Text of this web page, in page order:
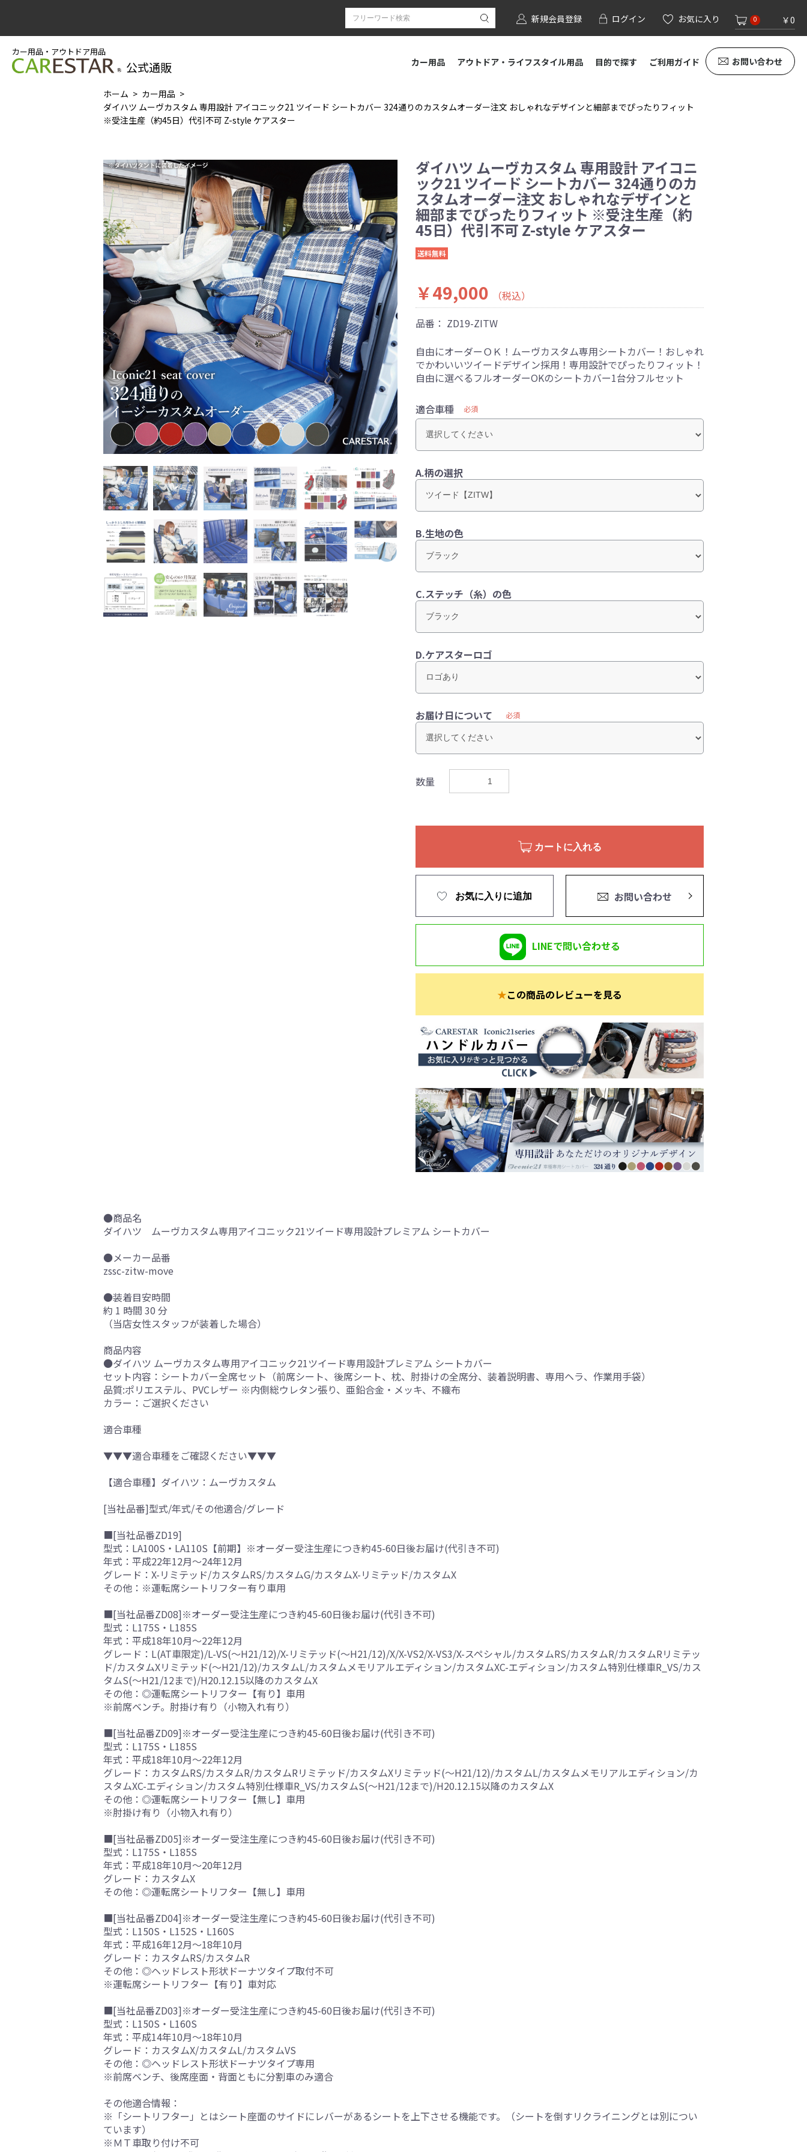
新規会員登録 ログイン お気に入り 0 ￥0
カー用品・アウトドア用品
公式通販 カー用品 アウトドア・ライフスタイル用品 目的で探す ご利用ガイド お問い合わせ
ホーム
カー用品
ダイハツ ムーヴカスタム 専用設計 アイコニック21 ツイード シートカバー 324通りのカスタムオーダー注文 おしゃれなデザインと細部までぴったりフィット
※受注生産（約45日）代引不可 Z-style ケアスター
ダイハツ ムーヴカスタム 専用設計 アイコニ
ック21 ツイード シートカバー 324通りのカ
スタムオーダー注文 おしゃれなデザインと
細部までぴったりフィット ※受注生産（約
45日）代引不可 Z-style ケアスター
送料無料
￥49,000
（税込）
品番： ZD19-ZITW
自由にオーダーＯＫ！ムーヴカスタム専用シートカバー！おしゃれ
でかわいいツイードデザイン採用！専用設計でぴったりフィット！
自由に選べるフルオーダーOKのシートカバー1台分フルセット
適合車種 必須
A.柄の選択
B.生地の色
C.ステッチ（糸）の色
D.ケアスターロゴ
お届け日について 必須
数量
カートに入れる
お気に入りに追加 お問い合わせ
LINEで問い合わせる
★この商品のレビューを見る
●商品名
ダイハツ ムーヴカスタム専用アイコニック21ツイード専用設計プレミアム シートカバー
●メーカー品番
zssc-zitw-move
●装着目安時間
約 1 時間 30 分
（当店女性スタッフが装着した場合）
商品内容
●ダイハツ ムーヴカスタム専用アイコニック21ツイード専用設計プレミアム シートカバー
セット内容：シートカバー全席セット（前席シート、後席シート、枕、肘掛けの全席分、装着説明書、専用ヘラ、作業用手袋）
品質:ポリエステル、PVCレザー ※内側総ウレタン張り、亜鉛合金・メッキ、不織布
カラー：ご選択ください
適合車種
▼▼▼適合車種をご確認ください▼▼▼
【適合車種】ダイハツ：ムーヴカスタム
[当社品番]型式/年式/その他適合/グレード
■[当社品番ZD19]
型式：LA100S・LA110S【前期】※オーダー受注生産につき約45-60日後お届け(代引き不可)
年式：平成22年12月～24年12月
グレード：X-リミテッド/カスタムRS/カスタムG/カスタムX-リミテッド/カスタムX
その他：※運転席シートリフター有り車用
■[当社品番ZD08]※オーダー受注生産につき約45-60日後お届け(代引き不可)
型式：L175S・L185S
年式：平成18年10月～22年12月
グレード：L(AT車限定)/L-VS(～H21/12)/X-リミテッド(～H21/12)/X/X-VS2/X-VS3/X-スペシャル/カスタムRS/カスタムR/カスタムRリミテッ
ド/カスタムXリミテッド(～H21/12)/カスタムL/カスタムメモリアルエディション/カスタムXC-エディション/カスタム特別仕様車R_VS/カス
タムS(～H21/12まで)/H20.12.15以降のカスタムX
その他：◎運転席シートリフター【有り】車用
※前席ベンチ。肘掛け有り（小物入れ有り）
■[当社品番ZD09]※オーダー受注生産につき約45-60日後お届け(代引き不可)
型式：L175S・L185S
年式：平成18年10月～22年12月
グレード：カスタムRS/カスタムR/カスタムRリミテッド/カスタムXリミテッド(～H21/12)/カスタムL/カスタムメモリアルエディション/カ
スタムXC-エディション/カスタム特別仕様車R_VS/カスタムS(～H21/12まで)/H20.12.15以降のカスタムX
その他：◎運転席シートリフター【無し】車用
※肘掛け有り（小物入れ有り）
■[当社品番ZD05]※オーダー受注生産につき約45-60日後お届け(代引き不可)
型式：L175S・L185S
年式：平成18年10月～20年12月
グレード：カスタムX
その他：◎運転席シートリフター【無し】車用
■[当社品番ZD04]※オーダー受注生産につき約45-60日後お届け(代引き不可)
型式：L150S・L152S・L160S
年式：平成16年12月～18年10月
グレード：カスタムRS/カスタムR
その他：◎ヘッドレスト形状ドーナツタイプ取付不可
※運転席シートリフター【有り】車対応
■[当社品番ZD03]※オーダー受注生産につき約45-60日後お届け(代引き不可)
型式：L150S・L160S
年式：平成14年10月～18年10月
グレード：カスタムX/カスタムL/カスタムVS
その他：◎ヘッドレスト形状ドーナツタイプ専用
※前席ベンチ、後席座面・背面ともに分割車のみ適合
その他適合情報：
※「シートリフター」とはシート座面のサイドにレバーがあるシートを上下させる機能です。（シートを倒すリクライニングとは別につい
ています）
※ＭＴ車取り付け不可